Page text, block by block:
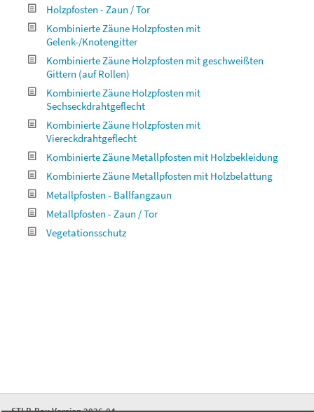
Holzpfosten - Zaun / Tor
Kombinierte Zäune Holzpfosten mit
Gelenk-/Knotengitter
Kombinierte Zäune Holzpfosten mit geschweißten
Gittern (auf Rollen)
Kombinierte Zäune Holzpfosten mit
Sechseckdrahtgeflecht
Kombinierte Zäune Holzpfosten mit
Viereckdrahtgeflecht
Kombinierte Zäune Metallpfosten mit Holzbekleidung
Kombinierte Zäune Metallpfosten mit Holzbelattung
Metallpfosten - Ballfangzaun
Metallpfosten - Zaun / Tor
Vegetationsschutz